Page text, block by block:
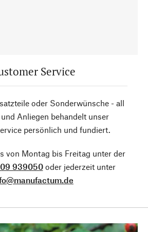
Service
oder Sonderwünsche - all
Anliegen behandelt unser
persönlich und fundiert.
von Montag bis Freitag unter der
939050oder jederzeit unter